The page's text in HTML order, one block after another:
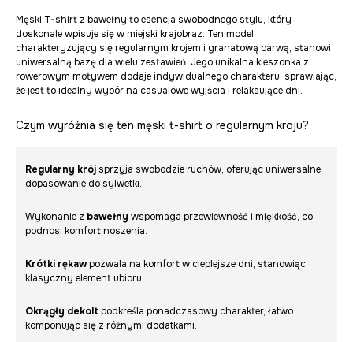
Męski T-shirt z bawełny to esencja swobodnego stylu, który
doskonale wpisuje się w miejski krajobraz. Ten model,
charakteryzujący się regularnym krojem i granatową barwą, stanowi
uniwersalną bazę dla wielu zestawień. Jego unikalna kieszonka z
rowerowym motywem dodaje indywidualnego charakteru, sprawiając,
że jest to idealny wybór na casualowe wyjścia i relaksujące dni.
Czym wyróżnia się ten męski t-shirt o regularnym kroju?
Regularny krój sprzyja swobodzie ruchów, oferując uniwersalne
dopasowanie do sylwetki.
Wykonanie z bawełny wspomaga przewiewność i miękkość, co
podnosi komfort noszenia.
Krótki rękawpozwala na komfort w cieplejsze dni, stanowiąc
klasyczny element ubioru.
Okrągły dekolt podkreśla ponadczasowy charakter, łatwo
komponując się z różnymi dodatkami.